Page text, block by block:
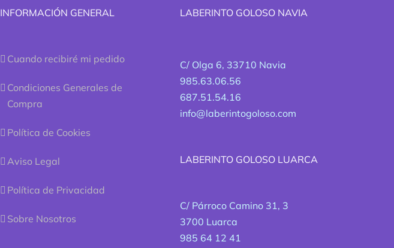
INFORMACIÓN GENERAL
Cuando recibiré mi pedido
Condiciones Generales de
Compra
Política de Cookies
Aviso Legal
Política de Privacidad
Sobre Nosotros
LABERINTO GOLOSO NAVIA
C/ Olga 6, 33710 Navia
985.63.06.56
687.51.54.16
info@laberintogoloso.com
LABERINTO GOLOSO LUARCA
C/ Párroco Camino 31, 3
3700 Luarca
985 64 12 41